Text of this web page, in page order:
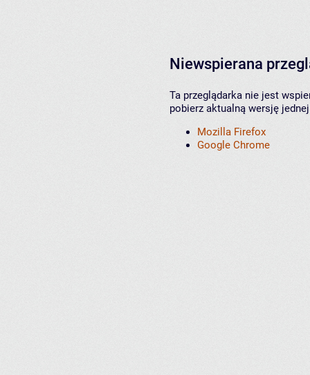
Niewspierana
Ta przeglądarka nie jest
pobierz aktualną wersję
Mozilla Firefox
Google Chrome